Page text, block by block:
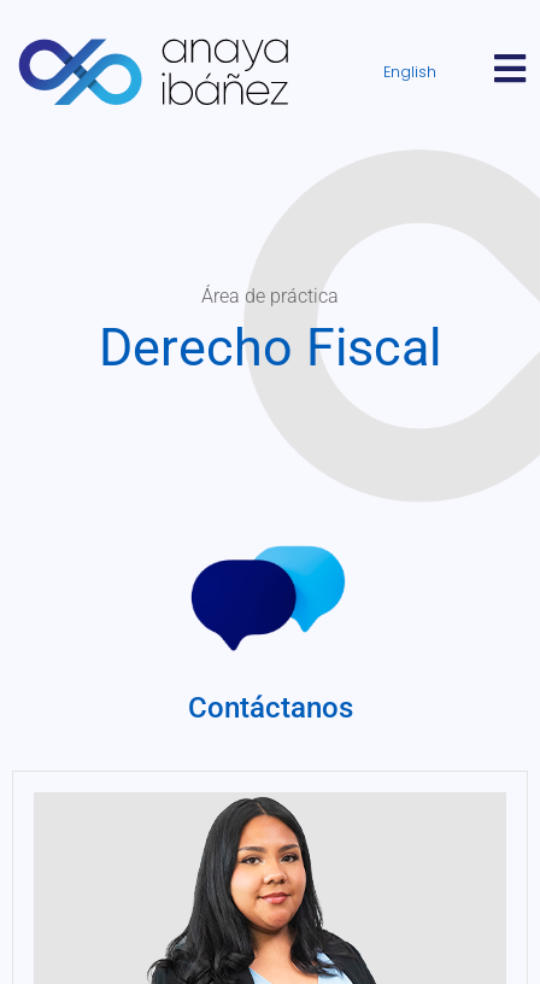
English
Área de práctica
Derecho Fiscal
Contáctanos